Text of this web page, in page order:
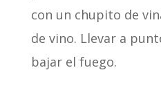
con un chupito de
de vino. Llevar a
bajar el fuego.